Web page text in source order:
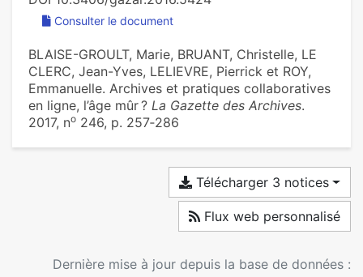
Consulter le document
BLAISE-GROULT, Marie, BRUANT, Christelle, LE
CLERC, Jean-Yves, LELIEVRE, Pierrick et ROY,
Emmanuelle. Archives et pratiques collaboratives
en ligne, l’âge mûr ? La Gazette des Archives.
2017, no 246, p. 257‑286
Télécharger 3 notices
Flux web personnalisé
Dernière mise à jour depuis la base de données :